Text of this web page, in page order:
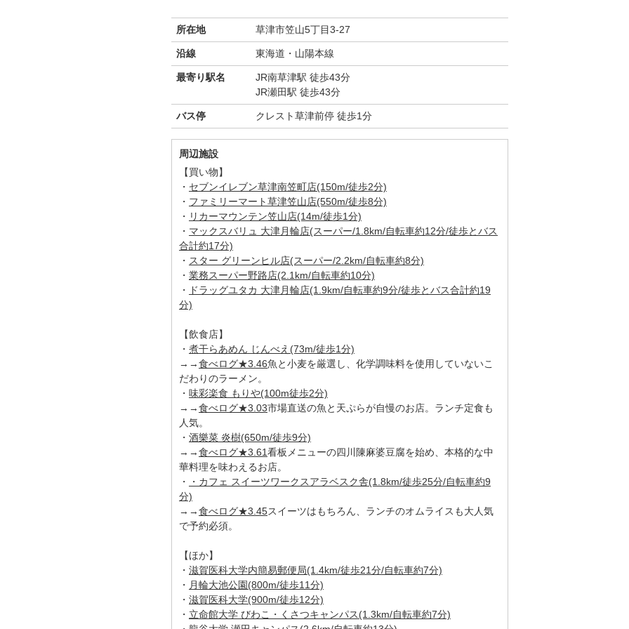
所在地 草津市笠山5丁目3-27
沿線 東海道・山陽本線
最寄り駅名
JR南草津駅 徒歩43分
JR瀬田駅 徒歩43分
バス停 クレスト草津前停 徒歩1分
周辺施設
【買い物】
・ セブンイレブン草津南笠町店(150m/徒歩2分)
・ ファミリーマート草津笠山店(550m/徒歩8分)
・ リカーマウンテン笠山店(14m/徒歩1分)
・ マックスバリュ 大津月輪店(スーパー/1.8km/自転車約12分/徒歩とバス
合計約17分)
・ スター グリーンヒル店(スーパー/2.2km/自転車約8分)
・ 業務スーパー野路店(2.1km/自転車約10分)
・
ドラッグユタカ 大津月輪店(1.9km/自転車約9分/徒歩とバス合計約19
分)
【飲食店】
・ 煮干らあめん じんべえ(73m/徒歩1分)
→→食べログ★3.46魚と小麦を厳選し、化学調味料を使用していないこ
だわりのラーメン。
・ 味彩楽食 もりや(100m徒歩2分)
→→食べログ★3.03市場直送の魚と天ぷらが自慢のお店。ランチ定食も
人気。
・ 酒樂菜 炎樹(650m/徒歩9分)
→→食べログ★3.61看板メニューの四川陳麻婆豆腐を始め、本格的な中
華料理を味わえるお店。
・
・カフェ スイーツワークスアラベスク舎(1.8km/徒歩25分/自転車約9
分)
→→食べログ★3.45スイーツはもちろん、ランチのオムライスも大人気
で予約必須。
【ほか】
・ 滋賀医科大学内簡易郵便局(1.4km/徒歩21分/自転車約7分)
・ 月輪大池公園(800m/徒歩11分)
・ 滋賀医科大学(900m/徒歩12分)
・ 立命館大学 びわこ・くさつキャンパス(1.3km/自転車約7分)